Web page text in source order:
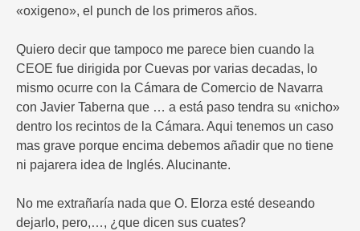
«oxigeno», el punch de los primeros años.
Quiero decir que tampoco me parece bien cuando la
CEOE fue dirigida por Cuevas por varias decadas, lo
mismo ocurre con la Cámara de Comercio de Navarra
con Javier Taberna que … a está paso tendra su «nicho»
dentro los recintos de la Cámara. Aqui tenemos un caso
mas grave porque encima debemos añadir que no tiene
ni pajarera idea de Inglés. Alucinante.
No me extrañaría nada que O. Elorza esté deseando
dejarlo, pero,…, ¿que dicen sus cuates?